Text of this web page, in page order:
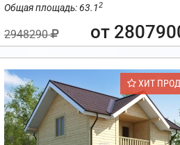
Общая площадь: 63.12
2948290 от
ХИТ